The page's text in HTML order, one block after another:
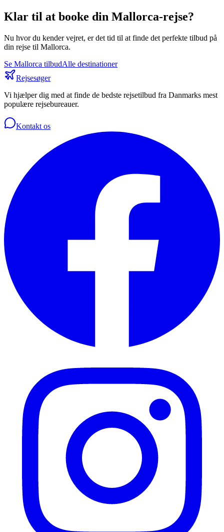
Klar til at booke din Mallorca-rejse?
Nu hvor du kender vejret, er det tid til at finde det perfekte tilbud på
din rejse til Mallorca.
Se Mallorca tilbudAlle destinationer
Rejsesøger
Vi hjælper dig med at finde de bedste rejsetilbud fra Danmarks mest
populære rejsebureauer.
Kontakt os